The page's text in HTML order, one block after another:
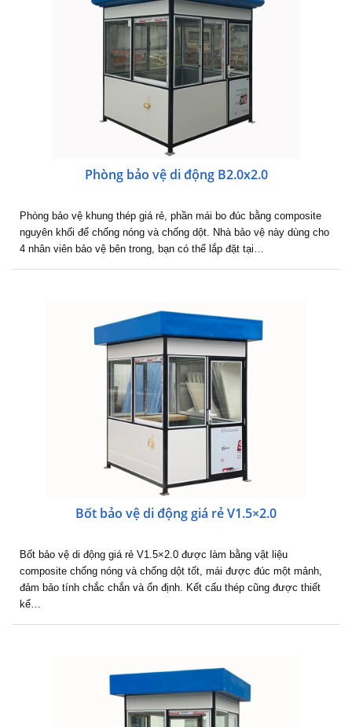
Phòng bảo vệ di động B2.0x2.0
Phòng bảo vệ khung thép giá rẻ, phần mái bo đúc bằng composite
nguyên khối để chống nóng và chống dột. Nhà bảo vệ này dùng cho
4 nhân viên bảo vệ bên trong, bạn có thể lắp đặt tại…
Bốt bảo vệ di động giá rẻ V1.5×2.0
Bốt bảo vệ di động giá rẻ V1.5×2.0 được làm bằng vật liệu
composite chống nóng và chống dột tốt, mái được đúc một mảnh,
đảm bảo tính chắc chắn và ổn định. Kết cấu thép cũng được thiết
kế…